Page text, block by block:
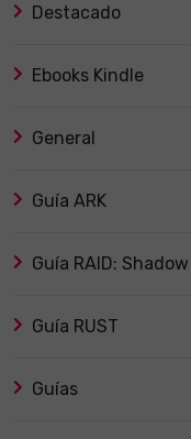
Destacado
Ebooks Kindle
General
Guía ARK
Guía RAID:
Guía RUST
Guías